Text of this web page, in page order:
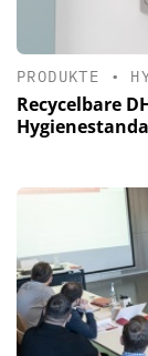
PRODUKTE •
Recycelbare